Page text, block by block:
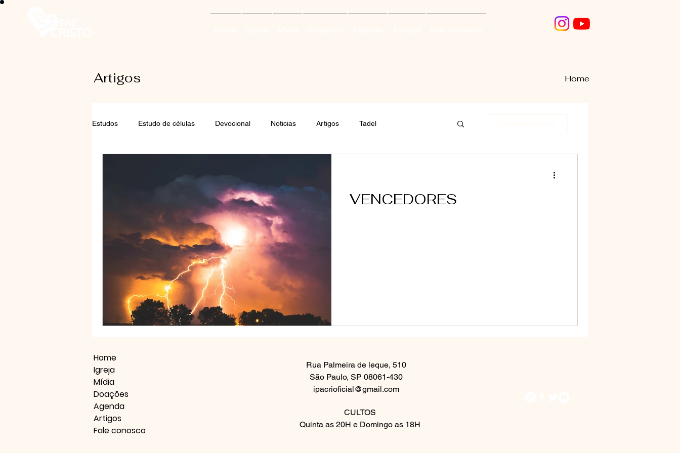
Artigos Home
Estudos Estudo de células Devocional Noticias Artigos Tadel
VENCEDORES
Home
Igreja
Mídia
Doações
Agenda
Artigos
Fale conosco
Rua Palmeira de leque, 510
São Paulo, SP 08061-430
ipacrioficial@gmail.com
CULTOS
Quinta as 20H e Domingo as 18H